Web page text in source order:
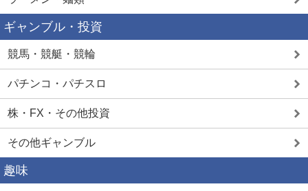
ギャンブル・投資
競馬・競艇・競輪
パチンコ・パチスロ
株・FX・その他投資
その他ギャンブル
趣味